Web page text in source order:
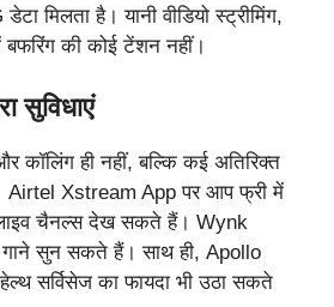
मिलता है। यानी वीडियो स्ट्रीमिंग,
बफरिंग की कोई टेंशन नहीं।
सुविधाएं
कॉलिंग ही नहीं, बल्कि कई अतिरिक्त
Airtel Xstream App पर आप फ्री में
चैनल्स देख सकते हैं। Wynk
सुन सकते हैं। साथ ही, Apollo
सर्विसेज का फायदा भी उठा सकते